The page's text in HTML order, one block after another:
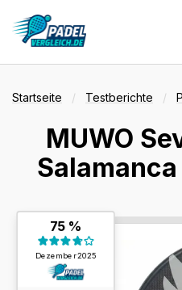
Vergleiche
Tests
Deals
Suche
Startseite Testberichte
MUWO
75 %
Dezember 2025
Testergebnis:
75 %